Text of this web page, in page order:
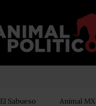
El Sabueso Animal MX